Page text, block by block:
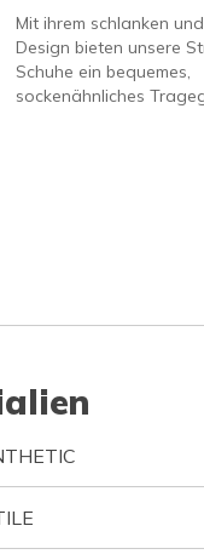
Mit ihrem schlanken
Design bieten unsere
Schuhe ein bequemes,
sockenähnliches